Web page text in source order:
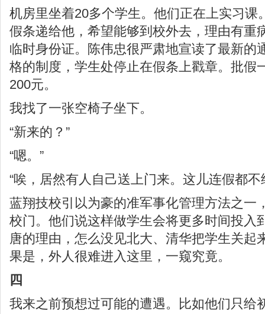
机房里坐着20多个学生。他们正在上实习课
假条递给他，希望能够到校外去，理由有重
临时身份证。陈伟忠很严肃地宣读了最新的
格的制度，学生处停止在假条上戳章。批假
200元。
我找了一张空椅子坐下。
“新来的？”
“嗯。”
“唉，居然有人自己送上门来。这儿连假都
蓝翔技校引以为豪的准军事化管理方法之一
校门。他们说这样做学生会将更多时间投入
唐的理由，怎么没见北大、清华把学生关起
果是，外人很难进入这里，一窥究竟。
四
我来之前预想过可能的遭遇。比如他们只给